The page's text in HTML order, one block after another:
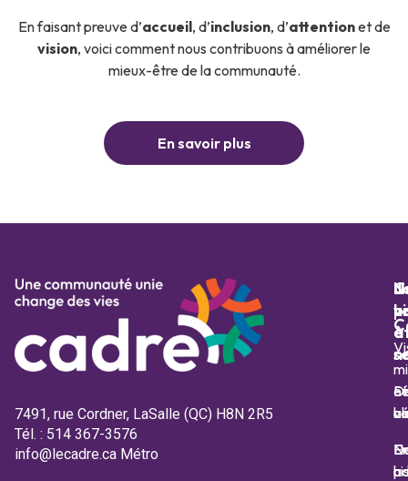
En faisant preuve d’accueil, d’inclusion, d’attentionet de
vision, voici comment nous contribuons à améliorer le
mieux-être de la communauté.
En savoir plus
7491, rue Cordner, LaSalle (QC) H8N 2R5
Tél. : 514 367-3576
info@lecadre.ca Métro
et
à